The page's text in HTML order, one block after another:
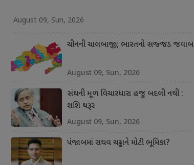
August 09, Sun, 2026
ચીનની ચાલબાજી; ભારતનો સજ્જડ જવાબ
August 09, Sun, 2026
સંઘની મૂળ વિચારધારા હજુ બદલી નથી :
શશિ થરૂર
August 09, Sun, 2026
પંજાબમાં રાઘવ ચઢ્ઢાને મોટી ભૂમિકા?